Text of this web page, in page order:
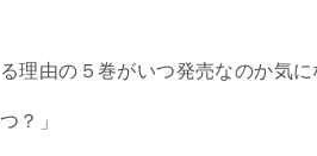
理由の５巻がいつ発売なのか気に
？」